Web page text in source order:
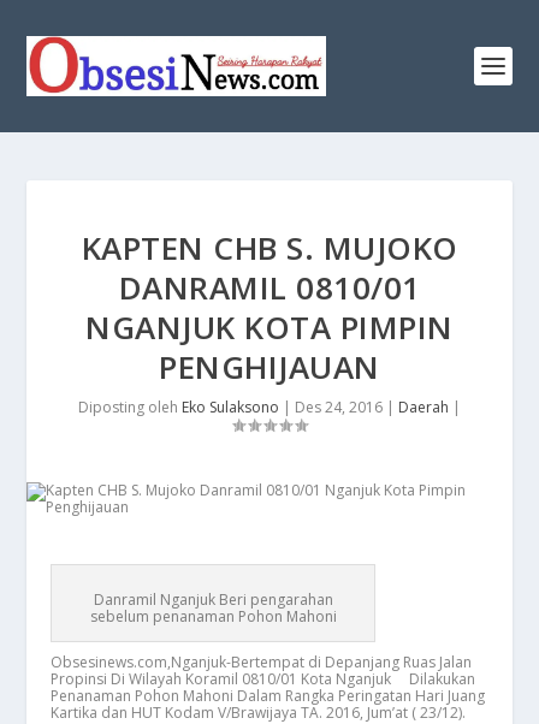
​KAPTEN CHB S. MUJOKO
DANRAMIL 0810/01
NGANJUK KOTA PIMPIN
PENGHIJAUAN
Diposting oleh Eko Sulaksono | Des 24, 2016 | Daerah |
Danramil Nganjuk Beri pengarahan
sebelum penanaman Pohon Mahoni
Obsesinews.com,Nganjuk-Bertempat di Depanjang Ruas Jalan
Propinsi Di Wilayah Koramil 0810/01 Kota Nganjuk Dilakukan
Penanaman Pohon Mahoni Dalam Rangka Peringatan Hari Juang
Kartika dan HUT Kodam V/Brawijaya TA. 2016, Jum’at ( 23/12).